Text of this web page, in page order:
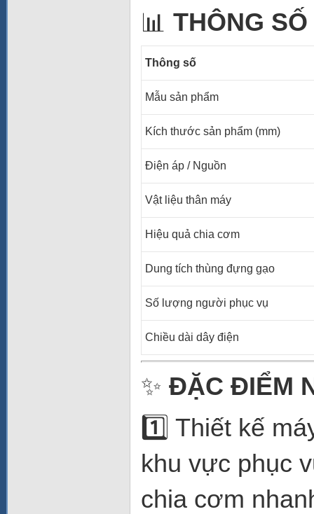
📊 THÔNG
Thông số
Mẫu sản phẩm
Kích thước sản phẩm (mm)
Điện áp / Nguồn
Vật liệu thân máy
Hiệu quả chia cơm
Dung tích thùng đựng gạo
Số lượng người phục vụ
Chiều dài dây điện
✨ ĐẶC ĐIỂM
1️⃣ Thiết kế
khu vực phục
chia cơm